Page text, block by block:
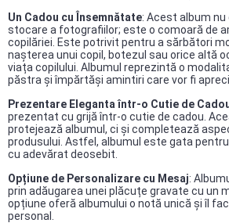
Un Cadou cu Însemnătate: Acest album
stocare a fotografiilor; este o comoară de
copilăriei. Este potrivit pentru a sărbători
nașterea unui copil, botezul sau orice altă
viața copilului. Albumul reprezintă o
păstra și împărtăși amintiri care vor fi
Prezentare Eleganta într-o Cutie de
prezentat cu grijă într-o cutie de cadou.
protejează albumul, ci și completează
produsului. Astfel, albumul este gata
cu adevărat deosebit.
Opțiune de Personalizare cu Mesaj:
prin adăugarea unei plăcuțe gravate cu un
opțiune oferă albumului o notă unică și îl
personal.